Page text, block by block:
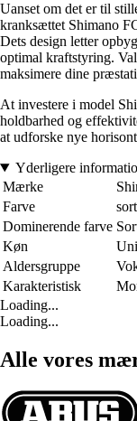
Uanset om det er til
kranksættet Shimano
Dets design letter
optimal kraftstyring.
maksimere dine
At investere i model
holdbarhed og
at udforske nye
Yderligere
Mærke
Farve
sort
Dominerende farve
Køn
Aldersgruppe
Karakteristisk
Loading...
Loading...
Alle vores